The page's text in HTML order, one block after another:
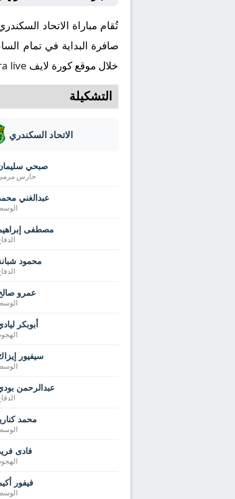
خلال موقع كورة لايف live
التشكيلة
الاتحاد السكندري
صبحي
حارس
عبدالغني
مصطفى
محمود
عمرو
أبوبكر
سيفيور
عبدالرحمن
محمد
فادى
فيفور